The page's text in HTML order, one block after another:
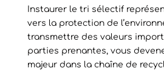
Instaurer le tri sélectif
vers la protection de
transmettre des valeurs
parties prenantes, vous
majeur dans la chaîne de